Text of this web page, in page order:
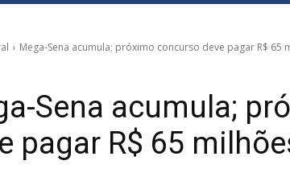
Mega-Sena acumula; próximo concurso deve pagar R$ 65
Sena acumula;
pagar R$ 65